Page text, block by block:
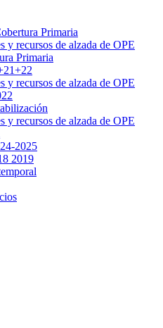
Primaria
y recursos de alzada de OPE
Primaria
y recursos de alzada de OPE
y recursos de alzada de OPE
2025
2019